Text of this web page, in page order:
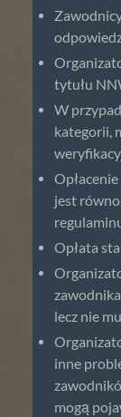
tytułu
W
kategorii,
jest
Opłata
lecz nie
inne
mogą